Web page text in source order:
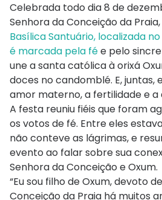
Celebrada todo dia 8 de
Senhora da Conceição da
Basílica Santuário, localizada
é marcada pela fée pelo
une a santa católica à orixá
doces no candomblé. E, juntas,
amor materno, a fertilidade e a
A festa reuniu fiéis que foram
os votos de fé. Entre eles
não conteve as lágrimas, e
evento ao falar sobre sua
Senhora da Conceição e Oxum.
“Eu sou filho de Oxum, devoto
Conceição da Praia há muitos